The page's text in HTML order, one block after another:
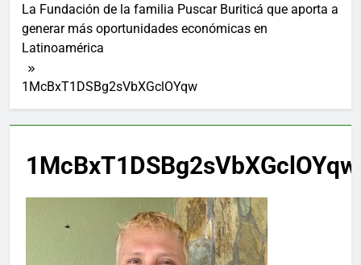
La Fundación de la familia Puscar Buriticá que aporta a
generar más oportunidades económicas en
Latinoamérica
1McBxT1DSBg2sVbXGclOYqw
1McBxT1DSBg2sVbXGclOYqw